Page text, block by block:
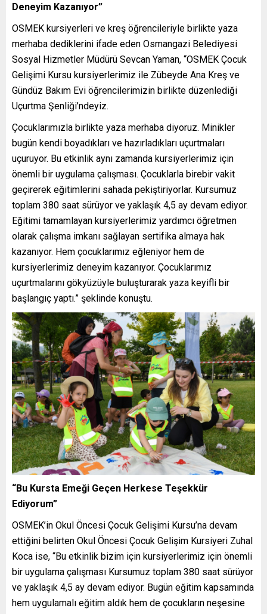
Deneyim Kazanıyor”
OSMEK kursiyerleri ve kreş öğrencileriyle birlikte yaza
merhaba dediklerini ifade eden Osmangazi Belediyesi
Sosyal Hizmetler Müdürü Sevcan Yaman, “OSMEK Çocuk
Gelişimi Kursu kursiyerlerimiz ile Zübeyde Ana Kreş ve
Gündüz Bakım Evi öğrencilerimizin birlikte düzenlediği
Uçurtma Şenliği’ndeyiz.
Çocuklarımızla birlikte yaza merhaba diyoruz. Minikler
bugün kendi boyadıkları ve hazırladıkları uçurtmaları
uçuruyor. Bu etkinlik aynı zamanda kursiyerlerimiz için
önemli bir uygulama çalışması. Çocuklarla birebir vakit
geçirerek eğitimlerini sahada pekiştiriyorlar. Kursumuz
toplam 380 saat sürüyor ve yaklaşık 4,5 ay devam ediyor.
Eğitimi tamamlayan kursiyerlerimiz yardımcı öğretmen
olarak çalışma imkanı sağlayan sertifika almaya hak
kazanıyor. Hem çocuklarımız eğleniyor hem de
kursiyerlerimiz deneyim kazanıyor. Çocuklarımız
uçurtmalarını gökyüzüyle buluşturarak yaza keyifli bir
başlangıç yaptı.” şeklinde konuştu.
“Bu Kursta Emeği Geçen Herkese Teşekkür
Ediyorum”
OSMEK’in Okul Öncesi Çocuk Gelişimi Kursu’na devam
ettiğini belirten Okul Öncesi Çocuk Gelişim Kursiyeri Zuhal
Koca ise, “Bu etkinlik bizim için kursiyerlerimiz için önemli
bir uygulama çalışması Kursumuz toplam 380 saat sürüyor
ve yaklaşık 4,5 ay devam ediyor. Bugün eğitim kapsamında
hem uygulamalı eğitim aldık hem de çocukların neşesine